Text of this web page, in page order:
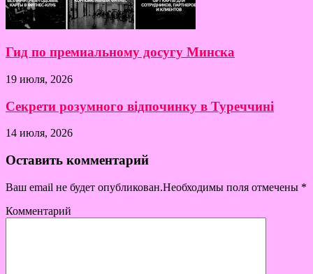
Гид по премиальному досугу Минска
19 июля, 2026
Секрети розумного відпочинку в Туреччині
14 июля, 2026
Оставить комментарий
Ваш email не будет опубликован.Необходимы поля отмечены *
Комментарий